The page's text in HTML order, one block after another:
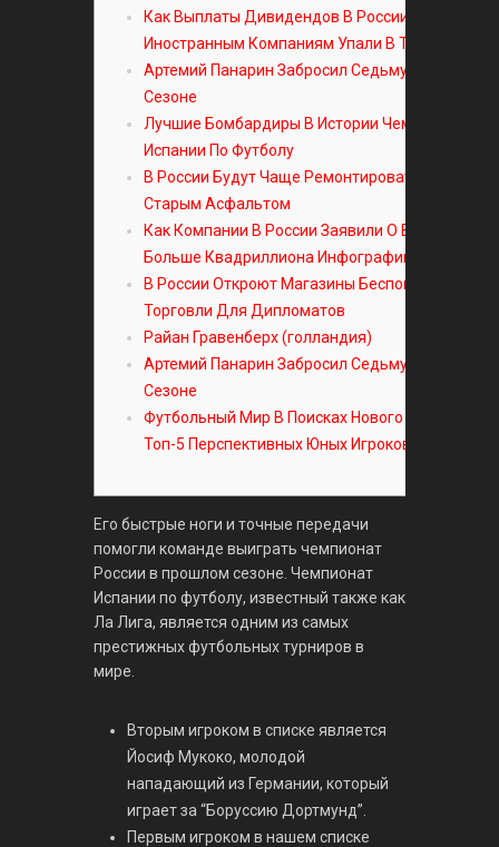
Как Выплаты Дивидендов В России
Иностранным Компаниям Упали В Три Раза
Артемий Панарин Забросил Седьмую Шайбу В
Сезоне
Лучшие Бомбардиры В Истории Чемпионата
Испании По Футболу
В России Будут Чаще Ремонтировать Дороги
Старым Асфальтом
Как Компании В России Заявили О Выручке
Больше Квадриллиона Инфографика
В России Откроют Магазины Беспошлинной
Торговли Для Дипломатов
Райан Гравенберх (голландия)
Артемий Панарин Забросил Седьмую Шайбу В
Сезоне
Футбольный Мир В Поисках Нового Мессии:
Топ-5 Перспективных Юных Игроков 03062023
Его быстрые ноги и точные передачи
помогли команде выиграть чемпионат
России в прошлом сезоне. Чемпионат
Испании по футболу, известный также как
Ла Лига, является одним из самых
престижных футбольных турниров в
мире.
Вторым игроком в списке является
Йосиф Мукоко, молодой
нападающий из Германии, который
играет за “Боруссию Дортмунд”.
Первым игроком в нашем списке